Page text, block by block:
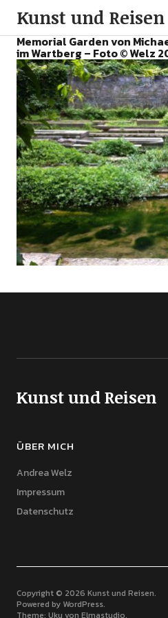
Kunst und Reisen
Memorial Garden von
im Wartberg – Foto © Welz
Kunst und Reisen
ÜBER MICH
Andrea Welz
Impressum
Datenschutz
Copyright © 2026 Kunst und Reisen
Powered by WordPress
Theme: Uku von Elmastudio